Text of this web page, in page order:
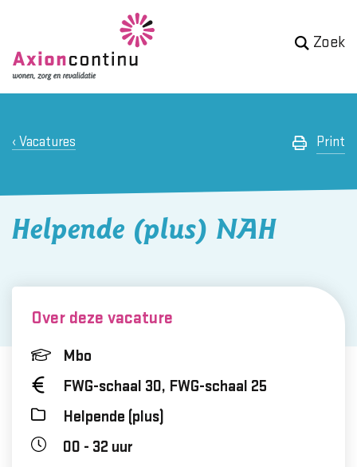
Zoek
Vacatures Print
Helpende (plus) NAH
Over deze vacature
Mbo
FWG-schaal 30, FWG-schaal 25
Helpende (plus)
00 - 32 uur